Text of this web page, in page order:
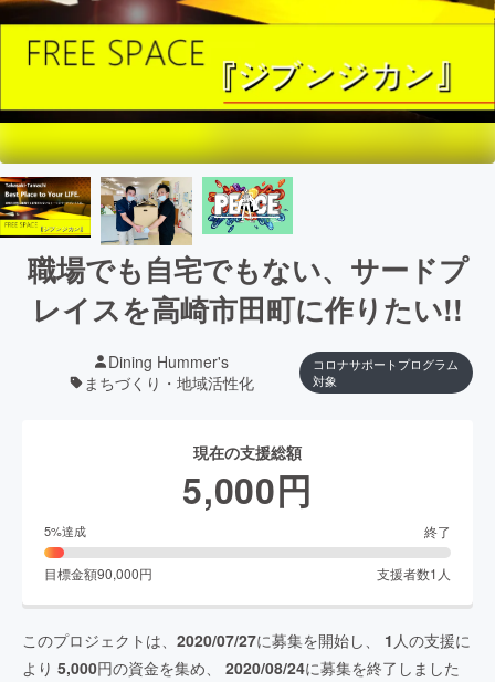
職場でも自宅でもない、サードプ
レイスを高崎市田町に作りたい!!
Dining Hummer's
まちづくり・地域活性化
コロナサポートプログラム
対象
現在の支援総額
5,000円
5%達成 終了
目標金額90,000円 支援者数1 人
このプロジェクトは、 2020/07/27に募集を開始し、 1 人の支援に
より 5,000円の資金を集め、 2020/08/24に募集を終了しました